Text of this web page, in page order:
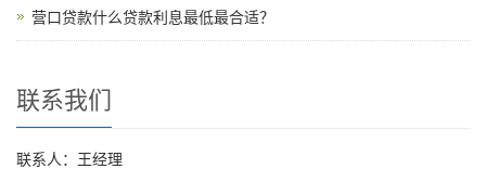
营口贷款什么贷款利息最低最合适？
联系我们
联系人：王经理